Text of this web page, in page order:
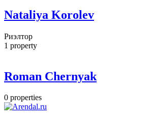
Nataliya Korolev
Риэлтор
1 property
Roman Chernyak
0 properties